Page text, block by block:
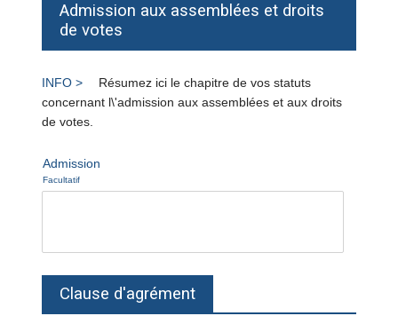
Admission aux assemblées et droits
de votes
Résumez ici le chapitre de vos statuts
concernant l\'admission aux assemblées et aux droits
de votes.
Admission
Facultatif
Clause d'agrément